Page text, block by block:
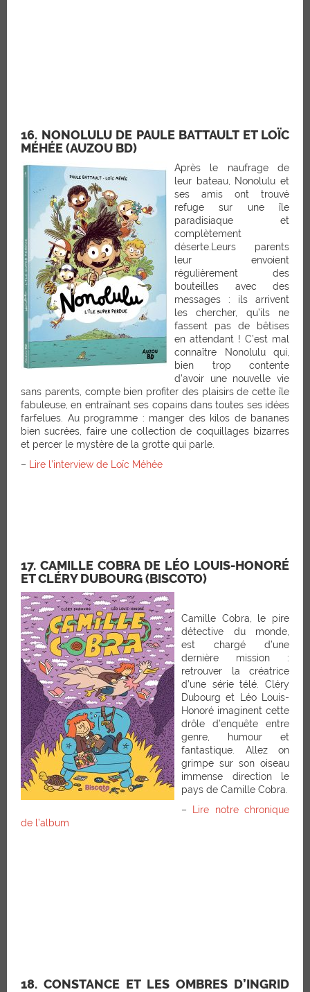
16. NONOLULU DE PAULE BATTAULT ET LOÏC
MÉHÉE (AUZOU BD)
Après le naufrage de
leur bateau, Nonolulu et
ses amis ont trouvé
refuge sur une île
paradisiaque et
complètement
déserte.Leurs parents
leur envoient
régulièrement des
bouteilles avec des
messages : ils arrivent
les chercher, qu’ils ne
fassent pas de bêtises
en attendant ! C’est mal
connaître Nonolulu qui,
bien trop contente
d’avoir une nouvelle vie
sans parents, compte bien profiter des plaisirs de cette île
fabuleuse, en entraînant ses copains dans toutes ses idées
farfelues. Au programme : manger des kilos de bananes
bien sucrées, faire une collection de coquillages bizarres
et percer le mystère de la grotte qui parle.
–
Lire l’interview de Loïc Méhée
17. CAMILLE COBRA DE LÉO LOUIS-HONORÉ
ET CLÉRY DUBOURG (BISCOTO)
Camille Cobra, le pire
détective du monde,
est chargé d’une
dernière mission :
retrouver la créatrice
d’une série télé. Cléry
Dubourg et Léo Louis-
Honoré imaginent cette
drôle d’enquête entre
genre, humour et
fantastique. Allez on
grimpe sur son oiseau
immense direction le
pays de Camille Cobra.
–
Lire notre chronique
de l’album
18. CONSTANCE ET LES OMBRES D’INGRID